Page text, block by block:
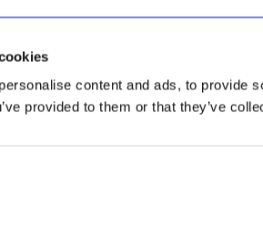
content and ads, to provide
provided to them or that they’ve